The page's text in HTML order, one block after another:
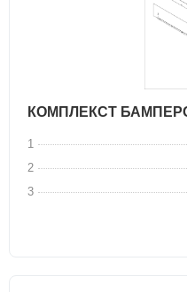
КОМПЛЕКСТ
1
2
3